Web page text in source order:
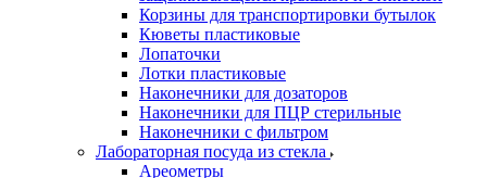
Корзины для транспортировки бутылок
Кюветы пластиковые
Лопаточки
Лотки пластиковые
Наконечники для дозаторов
Наконечники для ПЦР стерильные
Наконечники с фильтром
Лабораторная посуда из стекла
Ареометры